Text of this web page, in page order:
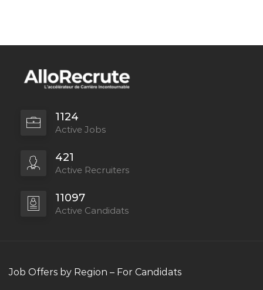
1124
Active Jobs
421
Active Recruiters
11097
Active Candidats
Job Offers by Region – For Candidats